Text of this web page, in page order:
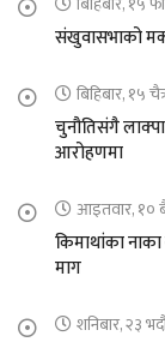
संखुवासभाको
बिहिबार, १५
चुनौतिसंगै
आरोहणमा
आइतवार, १०
किमाथांका
माग
शनिबार, २३